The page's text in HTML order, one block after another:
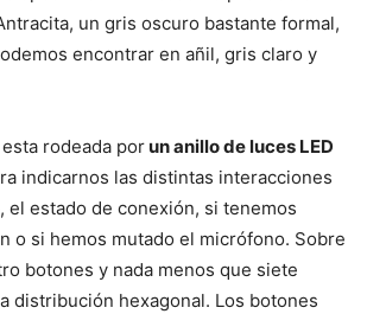
un gris oscuro bastante formal,
encontrar en añil, gris claro y
rodeada porun anillo de luces LED
indicarnos las distintas interacciones
el estado de conexión, si tenemos
o si hemos mutado el micrófono. Sobre
botones y nada menos que siete
distribución hexagonal. Los botones